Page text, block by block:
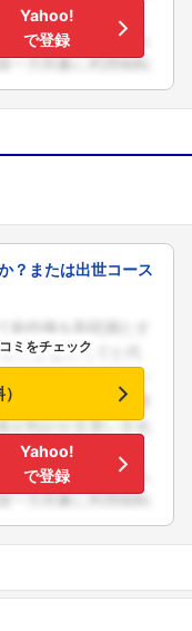
せんか？
Yahoo!
で登録
？または出世コース
ミをチェック
Yahoo!
で登録